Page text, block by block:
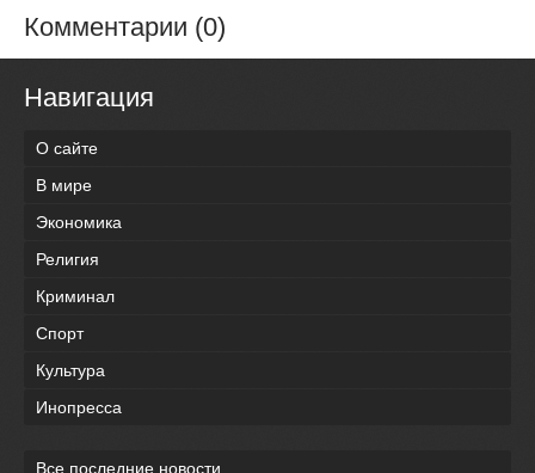
Комментарии (0)
Навигация
О сайте
В мире
Экономика
Религия
Криминал
Спорт
Культура
Инопресса
Все последние новости